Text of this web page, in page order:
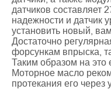
датчиков составляет
надежности и датчик
установить новый,
Достаточно
форсункам впрыска,
Таким образом на это
Моторное масло
протекания его через